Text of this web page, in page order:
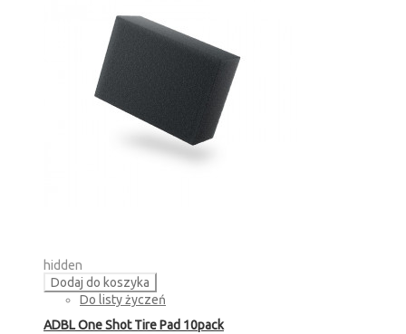
hidden
Dodaj do koszyka
Do listy życzeń
ADBL One Shot Tire Pad 10pack